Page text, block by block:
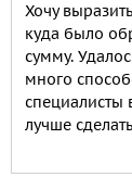
Хочу
куда было
сумму.
много
специалисты
лучше